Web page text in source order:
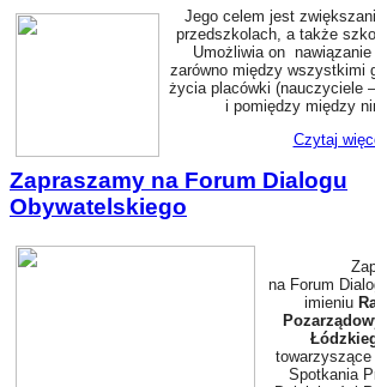
Jego celem jest
przedszkolach, a także
Umożliwia on nawiązanie
zarówno między wszystkimi
życia placówki (nauczyciele
i pomiędzy między
Czytaj
Zapraszamy na Forum Dialogu
Obywatelskiego
na Forum
imieniu
Spotkania